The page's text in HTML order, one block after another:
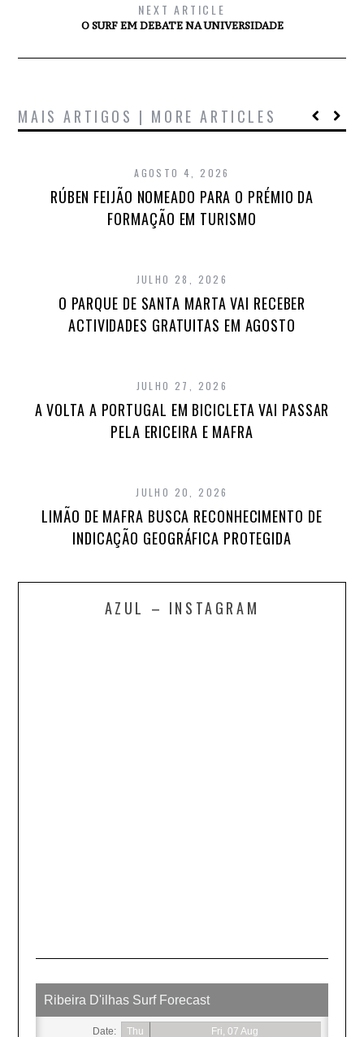
NEXT ARTICLE
O SURF EM DEBATE NA UNIVERSIDADE
MAIS ARTIGOS | MORE ARTICLES
AGOSTO 4, 2026
RÚBEN FEIJÃO NOMEADO PARA O PRÉMIO DA
FORMAÇÃO EM TURISMO
JULHO 28, 2026
O PARQUE DE SANTA MARTA VAI RECEBER
ACTIVIDADES GRATUITAS EM AGOSTO
JULHO 27, 2026
A VOLTA A PORTUGAL EM BICICLETA VAI PASSAR
PELA ERICEIRA E MAFRA
JULHO 20, 2026
LIMÃO DE MAFRA BUSCA RECONHECIMENTO DE
INDICAÇÃO GEOGRÁFICA PROTEGIDA
AZUL – INSTAGRAM